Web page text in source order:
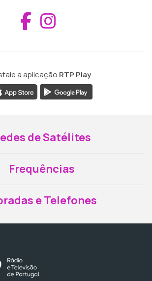
Aceder ao
a aplicação RTP Play
de Satélites
Frequências
e Telefones